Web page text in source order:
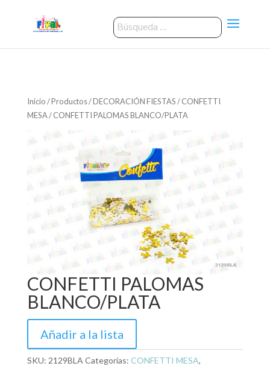
Inicio/Productos/DECORACIÓN FIESTAS/CONFETTI
MESA/ CONFETTI PALOMAS BLANCO/PLATA
CONFETTI PALOMAS
BLANCO/PLATA
Añadir a la lista
SKU: 2129BLA Categorías: CONFETTI MESA,